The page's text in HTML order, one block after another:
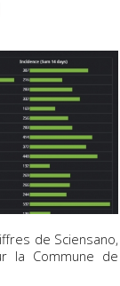
de Sciensano,
la Commune de